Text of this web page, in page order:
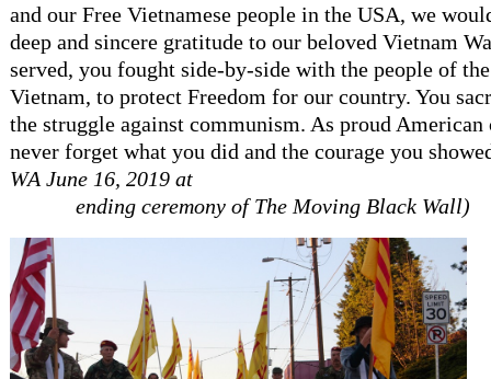
and our Free Vietnamese people in the USA, we
deep and sincere gratitude to our beloved Vietnam
served, you fought side-by-side with the people of
Vietnam, to protect Freedom for our country. You
the struggle against communism. As proud
never forget what you did and the courage you
WA June 16, 2019 at
ending ceremony of The Moving Black Wall)